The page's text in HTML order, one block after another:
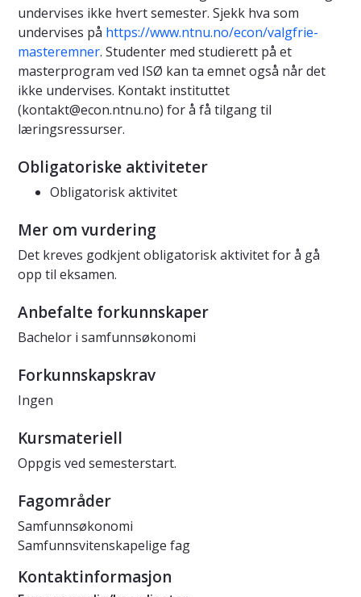
undervises ikke hvert semester. Sjekk hva som
undervises på https://www.ntnu.no/econ/valgfrie-
masteremner. Studenter med studierett på et
masterprogram ved ISØ kan ta emnet også når det
ikke undervises. Kontakt instituttet
(kontakt@econ.ntnu.no) for å få tilgang til
læringsressurser.
Obligatoriske aktiviteter
Obligatorisk aktivitet
Mer om vurdering
Det kreves godkjent obligatorisk aktivitet for å gå
opp til eksamen.
Anbefalte forkunnskaper
Bachelor i samfunnsøkonomi
Forkunnskapskrav
Ingen
Kursmateriell
Oppgis ved semesterstart.
Fagområder
Samfunnsøkonomi
Samfunnsvitenskapelige fag
Kontaktinformasjon